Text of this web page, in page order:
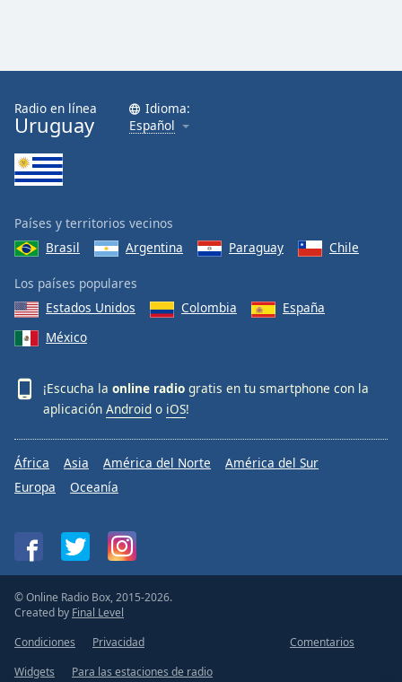
Radio en línea
Uruguay
Idioma:
Español
Países y territorios vecinos
Brasil
Argentina Paraguay Chile
Los países populares
Estados Unidos
Colombia
España
México
¡Escucha la online radio gratis en tu smartphone con la
aplicación Android o iOS!
África Asia América del Norte
América del Sur
Europa
Oceanía
© Online Radio Box, 2015-2026.
Created by Final Level
Condiciones
Privacidad
Comentarios
Widgets
Para las estaciones de radio